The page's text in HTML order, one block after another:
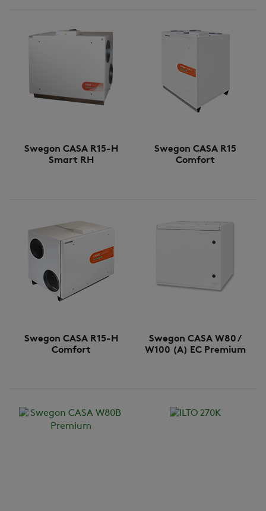
Swegon CASA R15-H
Smart RH
Swegon CASA R15
Comfort
Swegon CASA R15-H
Comfort
Swegon CASA W80 /
W100 (A) EC Premium